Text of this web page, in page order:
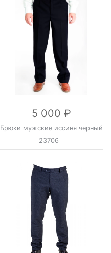
5 000
Брюки мужские иссиня черный
23706